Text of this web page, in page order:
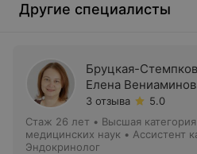
Другие специалисты
Бруцкая-
Елена
3 отзыва
5.0
Стаж 26 лет • Высшая категория
медицинских наук • Ассистент
Доцент
Эндокринолог